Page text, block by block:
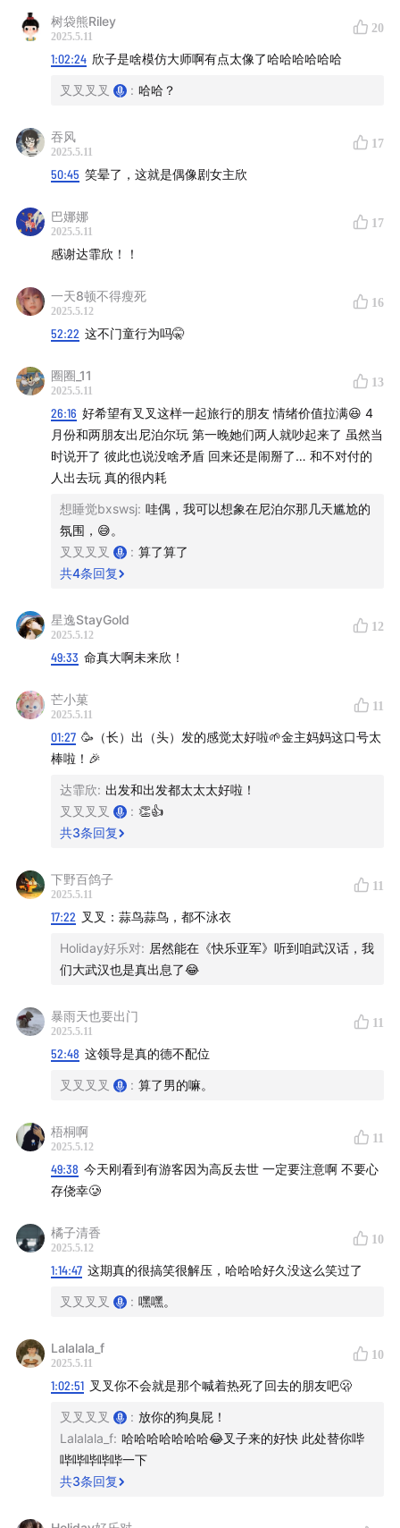
锅锅，媒体人，wb@关雁北
叉叉，影视营销从业者，
剪辑：阿鲸
音乐：wb@陈知游园惊梦
【关于 快乐亚军】
感谢快乐冠军们的收听，欢迎大家关注我们节目的
官方微
博@快乐亚军runner-up；也可以添加小助手平章的wx：
alicia955，注明品牌及来意。最后如果大家可以给我们打
赏，那将是对我们最大的鼓励，真诚鞠躬。
树袋熊Riley
2025.5.11
20
1:02:24 欣子是啥模仿大师啊有点太像了哈哈哈哈哈哈
叉叉叉叉 : 哈哈？
吞风
2025.5.11
17
50:45 笑晕了，这就是偶像剧女主欣
巴娜娜
2025.5.11
17
感谢达霏欣！！
一天8顿不得瘦死
2025.5.12
16
52:22 这不门童行为吗🤫
圈圈_11
2025.5.11
13
26:16 好希望有叉叉这样一起旅行的朋友 情绪价值拉满😆 4
月份和两朋友出尼泊尔玩 第一晚她们两人就吵起来了 虽然当
时说开了 彼此也说没啥矛盾 回来还是闹掰了… 和不对付的
人出去玩 真的很内耗
想睡觉bxswsj: 哇偶，我可以想象在尼泊尔那几天尴尬的
氛围，😅。
叉叉叉叉
: 算了算了
共4条回复
星逸StayGold
2025.5.12
12
49:33 命真大啊未来欣！
芒小菓
2025.5.11
11
01:27 🥳（长）出（头）发的感觉太好啦🌱金主妈妈这口号太
棒啦！🎉
达霏欣: 出发和出发都太太太好啦！
叉叉叉叉
: 👏👍
共3条回复
下野百鸽子
2025.5.11
11
17:22 叉叉：蒜鸟蒜鸟，都不泳衣
Holiday好乐对: 居然能在《快乐亚军》听到咱武汉话，我
们大武汉也是真出息了😂
暴雨天也要出门
2025.5.11
11
52:48 这领导是真的德不配位
叉叉叉叉 : 算了男的嘛。
梧桐啊
2025.5.12
11
49:38 今天刚看到有游客因为高反去世 一定要注意啊 不要心
存侥幸🥲
橘子清香
2025.5.12
10
1:14:47 这期真的很搞笑很解压，哈哈哈好久没这么笑过了
叉叉叉叉 : 嘿嘿。
Lalalala_f
2025.5.11
10
1:02:51 叉叉你不会就是那个喊着热死了回去的朋友吧🫢
叉叉叉叉 : 放你的狗臭屁！
Lalalala_f: 哈哈哈哈哈哈哈😂叉子来的好快 此处替你哔
哔哔哔哔哔一下
共3条回复